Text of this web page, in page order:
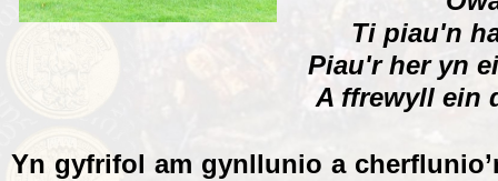
Ti piau'n
Piau'r her yn
A ffrewyll ein
Yn gyfrifol am gynllunio a